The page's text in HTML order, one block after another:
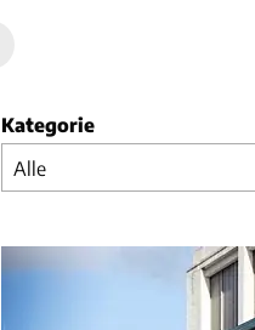
Kategorie